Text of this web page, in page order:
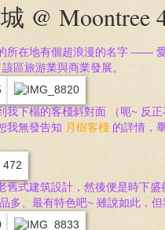
@ Moontree
所在地有個超浪漫的名字 ——
區旅游業與商業發展。
我下榻的客棧斜對面 （呃~ 反
我無發告知 月樹客棧 的詳情，
舊式建筑設計，然後便是時下
多、最有特色吧~ 雖說如此，但